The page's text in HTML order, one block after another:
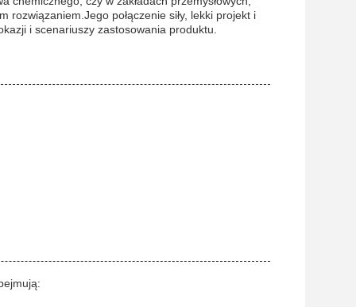
połączenie siły, lekki projekt i
i scenariuszy zastosowania produktu.